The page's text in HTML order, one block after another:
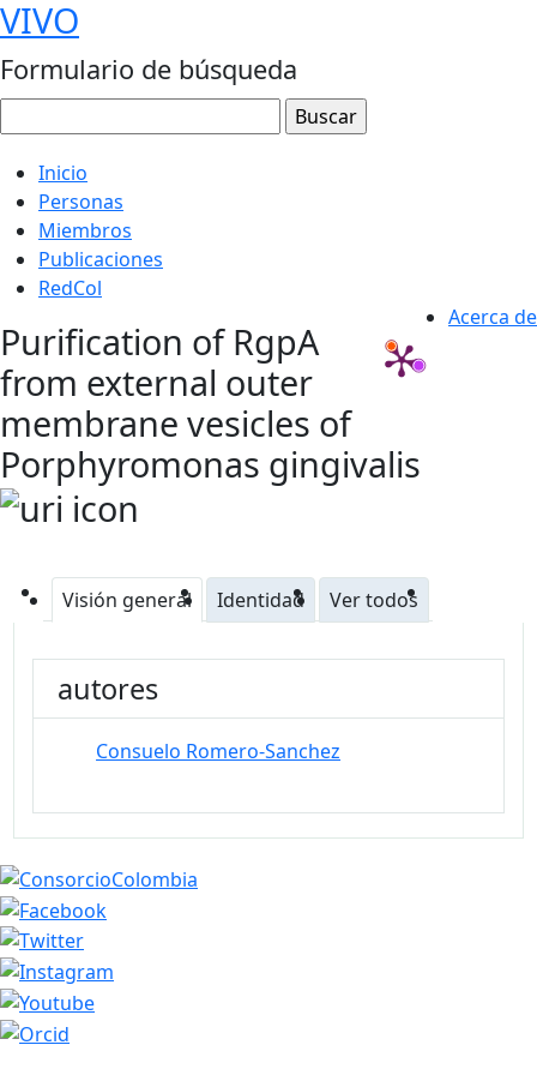
VIVO
Formulario de búsqueda
Inicio
Personas
Miembros
Publicaciones
RedCol
Acerca de
Purification of RgpA
from external outer
membrane vesicles of
Porphyromonas gingivalis
Visión general Identidad Ver todos
autores
Consuelo Romero-Sanchez